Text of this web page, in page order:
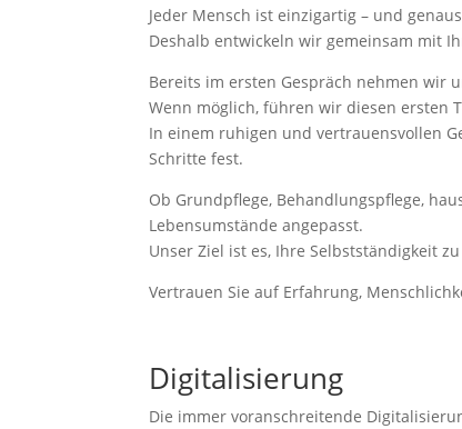
Jeder Mensch ist einzigartig – und
Deshalb entwickeln wir gemeinsam mit
Bereits im ersten Gespräch nehmen wir
Wenn möglich, führen wir diesen ersten
In einem ruhigen und vertrauensvollen
Schritte fest.
Ob Grundpflege, Behandlungspflege,
Lebensumstände angepasst.
Unser Ziel ist es, Ihre Selbstständigkeit
Vertrauen Sie auf Erfahrung,
Digitalisierung
Die immer voranschreitende